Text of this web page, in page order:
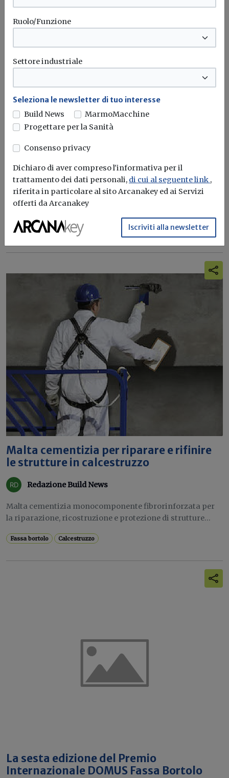
Fassa Bortolo, 42 mln di euro per il
rilancio di Vilca bloccati da una firma
Redazione Build News
Fermo da un anno l'investimento nella veronese Vilca
Fassa bortolo
Malta cementizia per riparare e rifinire
le strutture in calcestruzzo
Redazione Build News
Malta cementizia monocomponente fibrorinforzata per
la riparazione, ricostruzione e protezione di strutture...
Fassa bortolo Calcestruzzo
La sesta edizione del Premio
Internazionale DOMUS Fassa Bortolo
Ruolo/Funzione
Settore industriale
Seleziona le newsletter di tuo interesse
Build News
MarmoMacchine
Progettare per la Sanità
Consenso privacy
Dichiaro di aver compreso l'informativa per il
trattamento dei dati personali, di cui al seguente link ,
riferita in particolare al sito Arcanakey ed ai Servizi
offerti da Arcanakey
Iscriviti alla newsletter